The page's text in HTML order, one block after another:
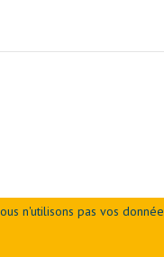
n'utilisons pas vos